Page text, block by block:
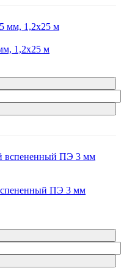
1,2x25 м
ПЭ 3 мм